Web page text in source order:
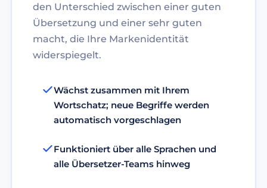
den Unterschied zwischen einer guten
Übersetzung und einer sehr guten
macht, die Ihre Markenidentität
widerspiegelt.
Wächst zusammen mit Ihrem
Wortschatz; neue Begriffe werden
automatisch vorgeschlagen
Funktioniert über alle Sprachen und
alle Übersetzer-Teams hinweg